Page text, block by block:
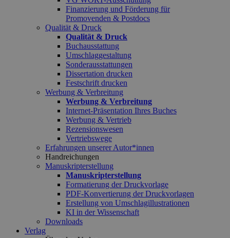
Finanzierung und Förderung für
Promovenden & Postdocs
Qualität & Druck
Qualität & Druck
Buchausstattung
Umschlaggestaltung
Sonderausstattungen
Dissertation drucken
Festschrift drucken
Werbung & Verbreitung
Werbung & Verbreitung
Internet-Präsentation Ihres Buches
Werbung & Vertrieb
Rezensionswesen
Vertriebswege
Erfahrungen unserer Autor*innen
Handreichungen
Manuskripterstellung
Manuskripterstellung
Formatierung der Druckvorlage
PDF-Konvertierung der Druckvorlagen
Erstellung von Umschlagillustrationen
KI in der Wissenschaft
Downloads
Verlag